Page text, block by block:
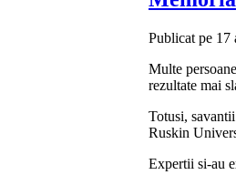
Publicat pe 17
Multe
rezultate mai
Totusi,
Ruskin
Expertii si-au